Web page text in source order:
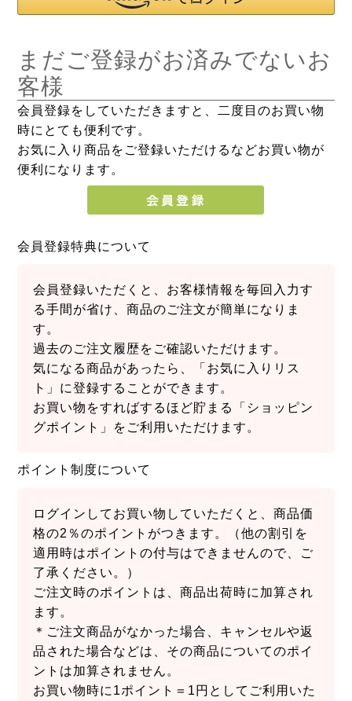
まだご登録がお済みでないお
客様
会員登録をしていただきますと、二度目のお買い物
時にとても便利です。
お気に入り商品をご登録いただけるなどお買い物が
便利になります。
会員登録特典について
会員登録いただくと、お客様情報を毎回入力す
る手間が省け、商品のご注文が簡単になりま
す。
過去のご注文履歴をご確認いただけます。
気になる商品があったら、「お気に入りリス
ト」に登録することができます。
お買い物をすればするほど貯まる「ショッピン
グポイント」をご利用いただけます。
ポイント制度について
ログインしてお買い物していただくと、商品価
格の2％のポイントがつきます。（他の割引を
適用時はポイントの付与はできませんので、ご
了承ください。）
ご注文時のポイントは、商品出荷時に加算され
ます。
＊ご注文商品がなかった場合、キャンセルや返
品された場合などは、その商品についてのポイ
ントは加算されません。
お買い物時に1ポイント＝1円としてご利用いた